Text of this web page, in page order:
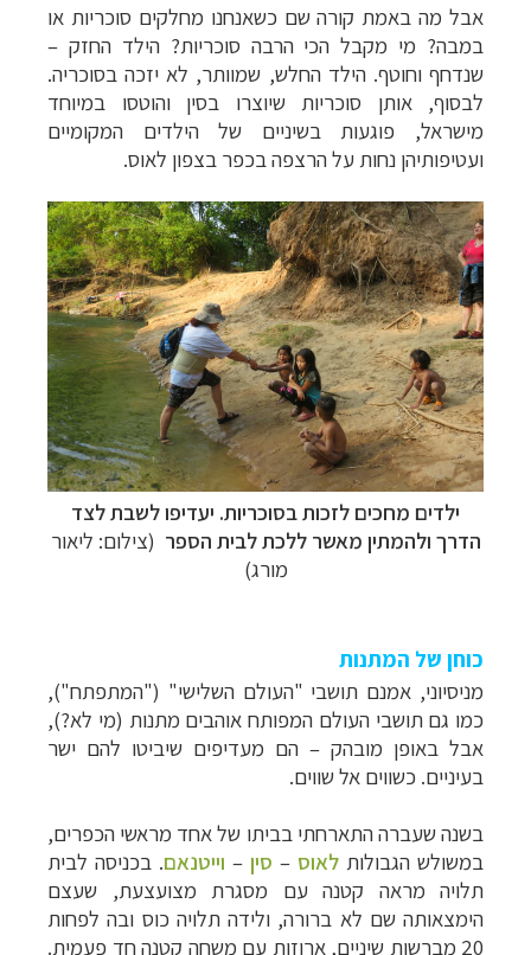
אבל מה באמת קורה שם כשאנחנו מחלקים סוכריות או
במבה? מי מקבל הכי הרבה סוכריות? הילד החזק –
שנדחף וחוטף. הילד החלש, שמוותר, לא יזכה בסוכריה.
לבסוף, אותן סוכריות שיוצרו בסין והוטסו במיוחד
מישראל, פוגעות בשיניים של הילדים המקומיים
ועטיפותיהן נחות על הרצפה בכפר בצפון לאוס.
ילדים מחכים לזכות בסוכריות. יעדיפו לשבת לצד
הדרך ולהמתין מאשר ללכת לבית הספר (צילום: ליאור
מורג)
כוחן של המתנות
מניסיוני, אמנם תושבי "העולם השלישי" ("המתפתח"),
כמו גם תושבי העולם המפותח אוהבים מתנות (מי לא?),
אבל באופן מובהק – הם מעדיפים שיביטו להם ישר
בעיניים. כשווים אל שווים.
בשנה שעברה התארחתי בביתו של אחד מראשי הכפרים,
במשולש הגבולות לאוס – סין – וייטנאם. בכניסה לבית
תלויה מראה קטנה עם מסגרת מצועצעת, שעצם
הימצאותה שם לא ברורה, ולידה תלויה כוס ובה לפחות
20 מברשות שיניים, ארוזות עם משחה קטנה חד פעמית.